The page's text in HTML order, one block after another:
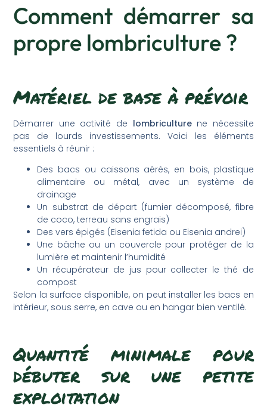
Comment démarrer sa
propre lombriculture ?
Matériel de base à prévoir
Démarrer une activité de lombriculturene nécessite
pas de lourds investissements. Voici les éléments
essentiels à réunir :
Des bacs ou caissons aérés, en bois, plastique
alimentaire ou métal, avec un système de
drainage
Un substrat de départ (fumier décomposé, fibre
de coco, terreau sans engrais)
Des vers épigés (Eisenia fetida ou Eisenia andrei)
Une bâche ou un couvercle pour protéger de la
lumière et maintenir l’humidité
Un récupérateur de jus pour collecter le thé de
compost
Selon la surface disponible, on peut installer les bacs en
intérieur, sous serre, en cave ou en hangar bien ventilé.
Quantité minimale pour
débuter sur une petite
exploitation